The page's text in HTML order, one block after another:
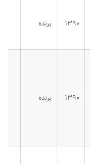
۱۳۹۰ برنده
۱۳۹۰ برنده